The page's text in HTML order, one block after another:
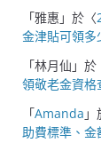
「雅惠 」於〈
金津貼可領多
「林月仙 」於
領敬老金資格
「Amanda 」
助費標準、